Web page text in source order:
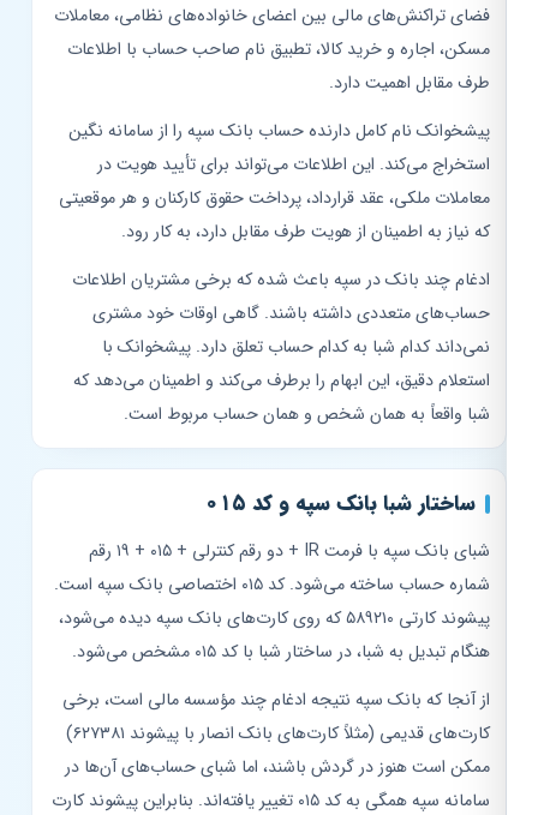
فضای تراکنش‌های مالی بین اعضای خانواده‌های نظامی، معاملات
مسکن، اجاره و خرید کالا، تطبیق نام صاحب حساب با اطلاعات
طرف مقابل اهمیت دارد.
پیشخوانک نام کامل دارنده حساب بانک سپه را از سامانه نگین
استخراج می‌کند. این اطلاعات می‌تواند برای تأیید هویت در
معاملات ملکی، عقد قرارداد، پرداخت حقوق کارکنان و هر موقعیتی
که نیاز به اطمینان از هویت طرف مقابل دارد، به کار رود.
ادغام چند بانک در سپه باعث شده که برخی مشتریان اطلاعات
حساب‌های متعددی داشته باشند. گاهی اوقات خود مشتری
نمی‌داند کدام شبا به کدام حساب تعلق دارد. پیشخوانک با
استعلام دقیق، این ابهام را برطرف می‌کند و اطمینان می‌دهد که
شبا واقعاً به همان شخص و همان حساب مربوط است.
ساختار شبا بانک سپه و کد ۰۱۵
شبای بانک سپه با فرمت IR + دو رقم کنترلی + ۰۱۵ + ۱۹ رقم
شماره حساب ساخته می‌شود. کد ۰۱۵ اختصاصی بانک سپه است.
پیشوند کارتی ۵۸۹۲۱۰ که روی کارت‌های بانک سپه دیده می‌شود،
هنگام تبدیل به شبا، در ساختار شبا با کد ۰۱۵ مشخص می‌شود.
از آنجا که بانک سپه نتیجه ادغام چند مؤسسه مالی است، برخی
کارت‌های قدیمی (مثلاً کارت‌های بانک انصار با پیشوند ۶۲۷۳۸۱)
ممکن است هنوز در گردش باشند، اما شبای حساب‌های آن‌ها در
سامانه سپه همگی به کد ۰۱۵ تغییر یافته‌اند. بنابراین پیشوند کارت